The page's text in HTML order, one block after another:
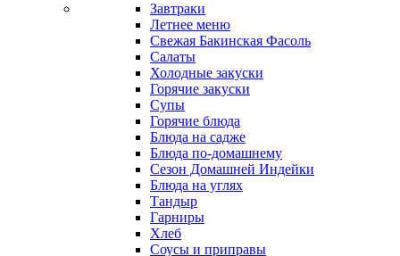
Завтраки
Летнее меню
Свежая Бакинская Фасоль
Салаты
Холодные закуски
Горячие закуски
Супы
Горячие блюда
Блюда на садже
Блюда по-домашнему
Сезон Домашней Индейки
Блюда на углях
Тандыр
Гарниры
Хлеб
Соусы и приправы